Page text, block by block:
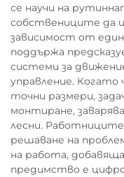
се научи на
собствениците да
зависимост от
поддържа
системи за
управление.
точни размери,
монтиране,
лесни.
решаване на
на работа,
предимство е